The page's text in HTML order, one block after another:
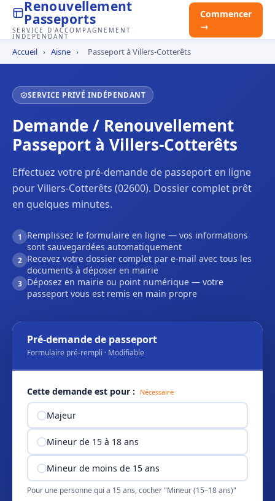
Renouvellement
Passeports
SERVICE D'ACCOMPAGNEMENT
INDÉPENDANT
Commencer
→
Accueil › Aisne › Passeport à Villers-Cotterêts
SERVICE PRIVÉ INDÉPENDANT
Demande / Renouvellement
Passeport à Villers-Cotterêts
Effectuez votre pré-demande de passeport en ligne
pour Villers-Cotterêts (02600). Dossier complet prêt
en quelques minutes.
1
Remplissez le formulaire en ligne — vos informations
sont sauvegardées automatiquement
2 Recevez votre dossier complet par e-mail avec tous les
documents à déposer en mairie
3 Déposez en mairie ou point numérique — votre
passeport vous est remis en main propre
Pré-demande de passeport
Formulaire pré-rempli · Modifiable
Cette demande est pour : Nécessaire
Majeur
Mineur de 15 à 18 ans
Mineur de moins de 15 ans
Pour une personne qui a 15 ans, cocher "Mineur (15–18 ans)"